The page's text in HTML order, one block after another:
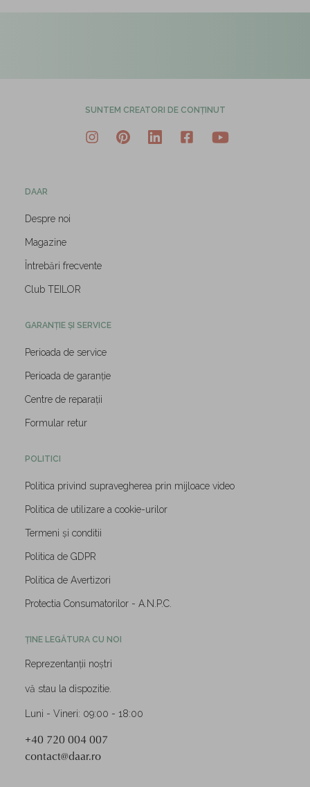
SUNTEM CREATORI DE CONȚINUT
DAAR
Despre noi
Magazine
Întrebări frecvente
Club TEILOR
GARANȚIE ȘI SERVICE
Perioada de service
Perioada de garanție
Centre de reparații
Formular retur
POLITICI
Politica privind supravegherea prin mijloace video
Politica de utilizare a cookie-urilor
Termeni și conditii
Politica de GDPR
Politica de Avertizori
Protectia Consumatorilor - A.N.P.C.
ȚINE LEGĂTURA CU NOI
Reprezentanții noștri
vă stau la dispozitie.
Luni - Vineri: 09:00 - 18:00
+40 720 004 007
contact@daar.ro